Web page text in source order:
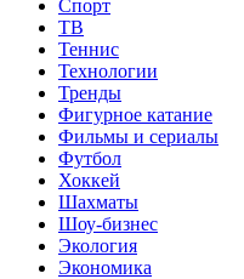
Спорт
ТВ
Теннис
Технологии
Тренды
Фигурное катание
Фильмы и сериалы
Футбол
Хоккей
Шахматы
Шоу-бизнес
Экология
Экономика